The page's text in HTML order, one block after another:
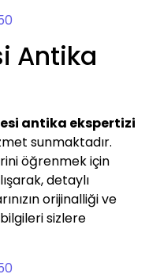
Antika
antika ekspertizi
sunmaktadır.
öğrenmek için
detaylı
orijinalliği ve
sizlere